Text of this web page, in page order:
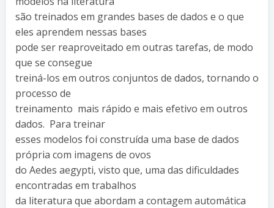
são treinados em grandes bases de dados e o que
eles aprendem nessas bases
pode ser reaproveitado em outras tarefas, de modo
que se consegue
treiná-los em outros conjuntos de dados, tornando o
processo de
treinamento mais rápido e mais efetivo em outros
dados. Para treinar
esses modelos foi construída uma base de dados
própria com imagens de ovos
do Aedes aegypti, visto que, uma das dificuldades
encontradas em trabalhos
da literatura que abordam a contagem automática